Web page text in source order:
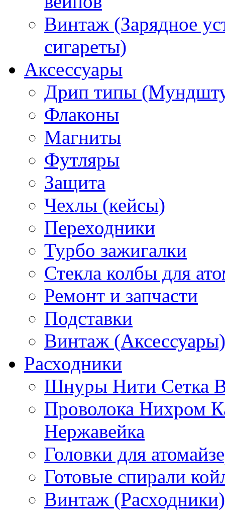
Винтаж (Зарядное
сигареты)
Аксессуары
Дрип типы
Флаконы
Магниты
Футляры
Защита
Чехлы (кейсы)
Переходники
Турбо зажигалки
Стекла колбы для
Ремонт и запчасти
Подставки
Винтаж (Аксессуары)
Расходники
Шнуры Нити Сетка
Проволока Нихром
Нержавейка
Головки для
Готовые спирали
Винтаж (Расходники)